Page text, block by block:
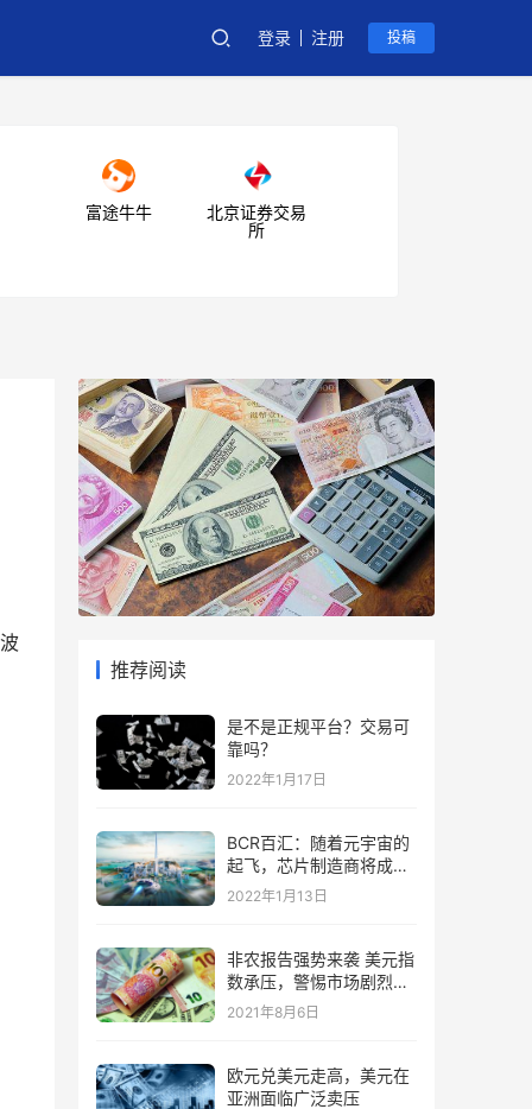
登录 注册 投稿
富途牛牛
北京证券交易
所
推荐阅读
是不是正规平台？交易可
靠吗？
2022年1月17日
BCR百汇：随着元宇宙的
起飞，芯片制造商将成为
“赢家”
2022年1月13日
非农报告强势来袭 美元指
数承压，警惕市场剧烈波
动
2021年8月6日
欧元兑美元走高，美元在
亚洲面临广泛卖压